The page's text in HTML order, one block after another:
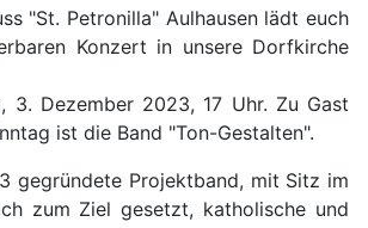
"St. Petronilla" Aulhausen lädt euch
Konzert in unsere Dorfkirche
3. Dezember 2023, 17 Uhr. Zu Gast
ist die Band "Ton-Gestalten".
gegründete Projektband, mit Sitz im
zum Ziel gesetzt, katholische und